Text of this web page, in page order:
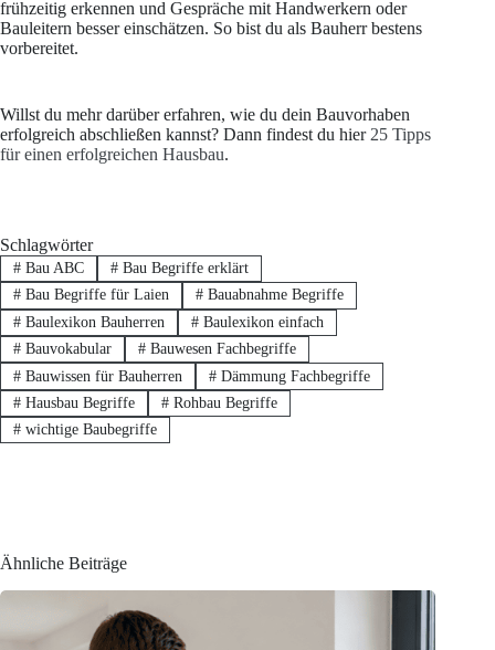
frühzeitig erkennen und Gespräche mit Handwerkern oder
Bauleitern besser einschätzen. So bist du als Bauherr bestens
vorbereitet.
Willst du mehr darüber erfahren, wie du dein Bauvorhaben
erfolgreich abschließen kannst? Dann findest du hier 25 Tipps
für einen erfolgreichen Hausbau.
Schlagwörter
#Bau ABC #Bau Begriffe erklärt
#Bau Begriffe für Laien #Bauabnahme Begriffe
#Baulexikon Bauherren #Baulexikon einfach
#Bauvokabular #Bauwesen Fachbegriffe
#Bauwissen für Bauherren #Dämmung Fachbegriffe
#Hausbau Begriffe #Rohbau Begriffe
#wichtige Baubegriffe
Ähnliche Beiträge